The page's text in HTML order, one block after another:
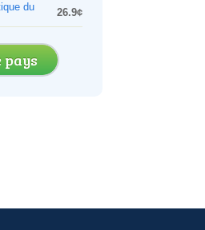
du
26.9¢